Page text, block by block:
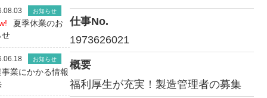
仕事No.
1973626021
概要
福利厚生が充実！製造管理者の募集
お知らせ
夏季休業のお
せ
お知らせ
業にかかる情報